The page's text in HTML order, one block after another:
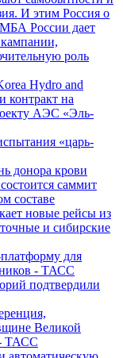
И этим Россия о
России дает
роль
Hydro and
контракт на
АЭС «Эль-
«царь-
донора крови
саммит
составе
новые рейсы из
и сибирские
для
- ТАСС
подтвердили
Великой
ТАСС